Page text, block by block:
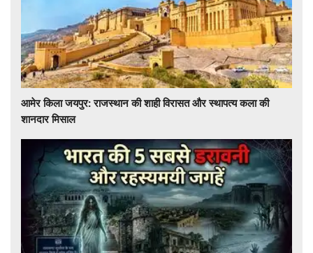
आमेर किला जयपुर: राजस्थान की शाही विरासत और स्थापत्य कला की
शानदार मिसाल